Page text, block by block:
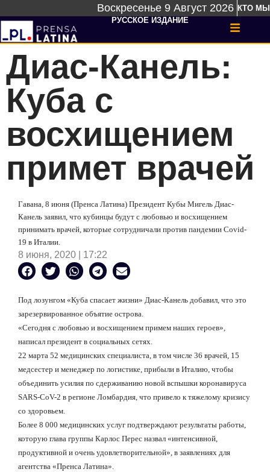
Воскресенье 9 Август 2026 КТО МЫ
РУССКОЕ ИЗДАНИЕ
Диас-Канель:
Куба с
восхищением
примет врачей
Гавана, 8 июня (Пренса Латина) Президент Кубы Мигель Диас-
Канель заявил, что кубинцы будут с любовью и восхищением
принимать врачей, которые сотрудничали против пандемии Covid-
19 в Италии.
8 июня, 2020 | 17:22
Под лозунгом «Куба спасает жизни» Диас-Канель добавил, что это
зарезервированное объятие острова.
«Сегодня с любовью и восхищением примем наших героев»,
написал президент в социальных сетях.
22 марта 52 медицинских специалиста, в том числе 36 врачей, 15
медсестер и менеджер по логистике, прибыли в Италию, чтобы
объединить усилия по сдерживанию новой вспышки коронавируса
SARS-CoV-2 в регионе Ломбардия, что привело к тяжелому кризису
со здоровьем.
Более 8 000 медицинских услуг подтверждают результаты работы,
которую глава группы Карлос Перес назвал «интенсивной,
продуктивной и очень удовлетворительной», в заявлениях для
агентства «Пренса Латина».